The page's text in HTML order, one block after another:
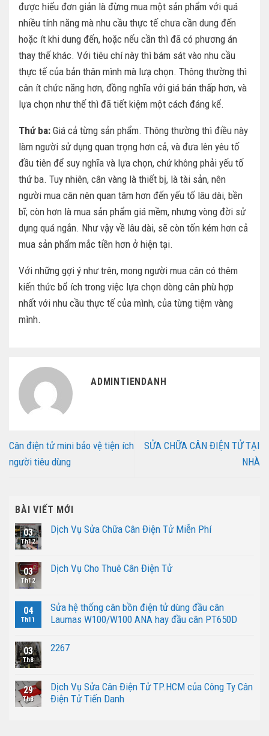
được hiểu đơn giản là đừng mua một sản phẩm với quá
nhiều tính năng mà nhu cầu thực tế chưa cần dung đến
hoặc ít khi dung đến, hoặc nếu cần thì đã có phương án
thay thế khác. Với tiêu chí này thì bám sát vào nhu cầu
thực tế của bản thân mình mà lưạ chọn. Thông thường thì
cân ít chức năng hơn, đồng nghĩa với giá bán thấp hơn, và
lựa chọn như thế thì đã tiết kiệm một cách đáng kể.
Thứ ba: Giá cả từng sản phẩm. Thông thường thì điều này
làm người sử dụng quan trọng hơn cả, và đưa lên yêu tố
đầu tiên để suy nghĩa và lựa chọn, chứ không phải yếu tố
thứ ba. Tuy nhiên, cân vàng là thiết bị, là tài sản, nên
người mua cân nên quan tâm hơn đến yếu tố lâu dài, bền
bĩ; còn hơn là mua sản phẩm giá mềm, nhưng vòng đời sử
dụng quá ngắn. Như vậy về lâu dài, sẽ còn tốn kém hơn cả
mua sản phẩm mắc tiền hơn ở hiện tại.
Với những gợi ý như trên, mong người mua cân có thêm
kiến thức bổ ích trong việc lựa chọn dòng cân phù hợp
nhất với nhu cầu thực tế của mình, của từng tiệm vàng
mình.
ADMINTIENDANH
Cân điện tử mini bảo vệ tiện ích
người tiêu dùng
SỬA CHỮA CÂN ĐIỆN TỬ TẠI
NHÀ
BÀI VIẾT MỚI
03
Th12
Dịch Vụ Sửa Chữa Cân Điện Tử Miễn Phí
03
Th12
Dịch Vụ Cho Thuê Cân Điện Tử
04
Th11
Sửa hệ thống cân bồn điện tử dùng đầu cân
Laumas W100/W100 ANA hay đầu cân PT650D
03
Th8
2267
29
Th3
Dịch Vụ Sửa Cân Điện Tử TP.HCM của Công Ty Cân
Điện Tử Tiến Danh